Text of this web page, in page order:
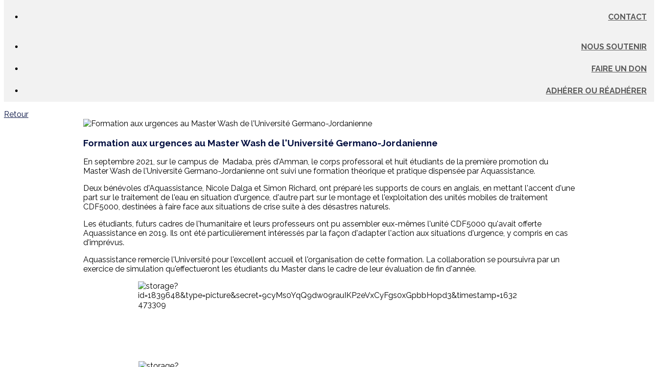
CONTACT
NOUS SOUTENIR
FAIRE UN DON
ADHÉRER OU RÉADHÉRER
Retour
Formation aux urgences au Master Wash de l'Université Germano-Jordanienne
En septembre 2021, sur le campus de Madaba, près d'Amman, le corps professoral et huit étudiants de la première promotion du
Master Wash de l'Université Germano-Jordanienne ont suivi une formation théorique et pratique dispensée par Aquassistance.
Deux bénévoles d'Aquassistance, Nicole Dalga et Simon Richard, ont préparé les supports de cours en anglais, en mettant l'accent d'une
part sur le traitement de l'eau en situation d'urgence, d'autre part sur le montage et l'exploitation des unités mobiles de traitement
CDF5000, destinées à faire face aux situations de crise suite à des désastres naturels.
Les étudiants, futurs cadres de l'humanitaire et leurs professeurs ont pu assembler eux-mêmes l'unité CDF5000 qu'avait offerte
Aquassistance en 2019. Ils ont été particulièrement intéressés par la façon d'adapter l'action aux situations d'urgence, y compris en cas
d'imprévus.
Aquassistance remercie l'Université pour l'excellent accueil et l'organisation de cette formation. La collaboration se poursuivra par un
exercice de simulation qu'effectueront les étudiants du Master dans le cadre de leur évaluation de fin d'année.